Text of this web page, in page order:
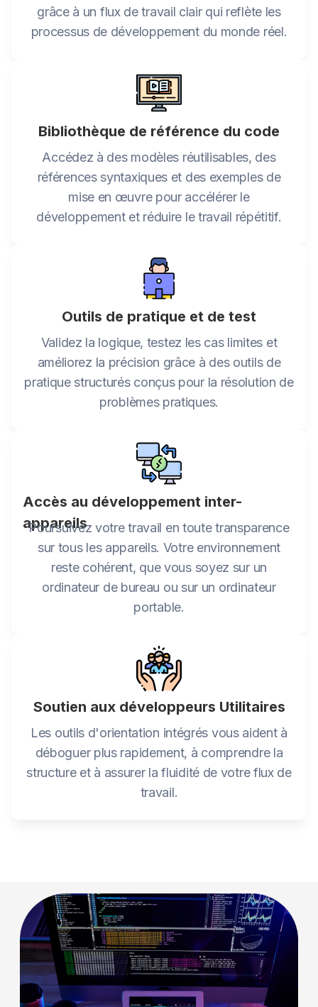
grâce à un flux de travail clair qui reflète les
processus de développement du monde réel.
Bibliothèque de référence du code
Accédez à des modèles réutilisables, des
références syntaxiques et des exemples de
mise en œuvre pour accélérer le
développement et réduire le travail répétitif.
Outils de pratique et de test
Validez la logique, testez les cas limites et
améliorez la précision grâce à des outils de
pratique structurés conçus pour la résolution de
problèmes pratiques.
Accès au développement inter-
appareils
Poursuivez votre travail en toute transparence
sur tous les appareils. Votre environnement
reste cohérent, que vous soyez sur un
ordinateur de bureau ou sur un ordinateur
portable.
Soutien aux développeurs Utilitaires
Les outils d'orientation intégrés vous aident à
déboguer plus rapidement, à comprendre la
structure et à assurer la fluidité de votre flux de
travail.